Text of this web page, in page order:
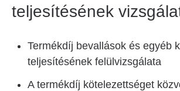
teljesítésének
Termékdíj bevallások és egyéb
teljesítésének felülvizsgálata
A termékdíj kötelezettséget